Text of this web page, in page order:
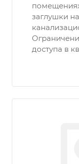
заглушки
доступа в